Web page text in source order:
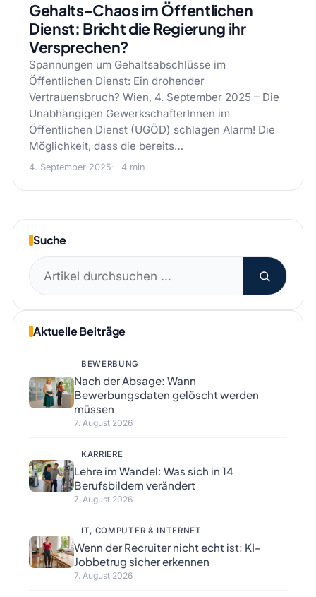
Gehalts-Chaos im Öffentlichen
Dienst: Bricht die Regierung ihr
Versprechen?
Spannungen um Gehaltsabschlüsse im
Öffentlichen Dienst: Ein drohender
Vertrauensbruch? Wien, 4. September 2025 – Die
Unabhängigen GewerkschafterInnen im
Öffentlichen Dienst (UGÖD) schlagen Alarm! Die
Möglichkeit, dass die bereits…
4. September 2025 4 min
Suche
Suchen
nach:
Aktuelle Beiträge
BEWERBUNG
Nach der Absage: Wann
Bewerbungsdaten gelöscht werden
müssen
7. August 2026
KARRIERE
Lehre im Wandel: Was sich in 14
Berufsbildern verändert
7. August 2026
IT, COMPUTER & INTERNET
Wenn der Recruiter nicht echt ist: KI-
Jobbetrug sicher erkennen
7. August 2026